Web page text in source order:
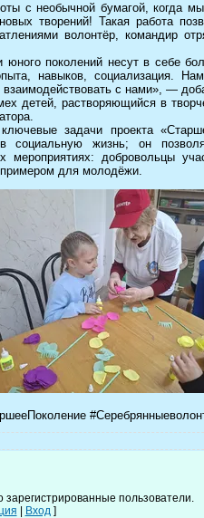
с необычной бумагой, когда
творений! Такая работа
волонтёр, командир
поколений несут в себе
навыков, социализация.
с нами», —
детей, растворяющийся в
задачи проекта
социальную жизнь; он
мероприятиях: добровольцы
для молодёжи.
пользователи.
| Вход ]